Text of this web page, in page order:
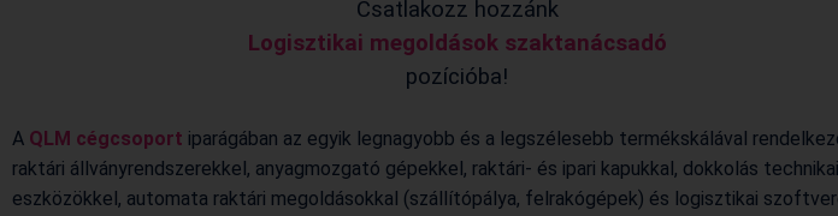
Csatlakozz hozzánk
Logisztikai megoldások szaktanácsadó
pozícióba!
A QLM cégcsoport iparágában az egyik legnagyobb és a legszélesebb termékskálával
raktári állványrendszerekkel, anyagmozgató gépekkel, raktári- és ipari kapukkal, dokkolás technikai
eszközökkel, automata raktári megoldásokkal (szállítópálya, felrakógépek) és logisztikai